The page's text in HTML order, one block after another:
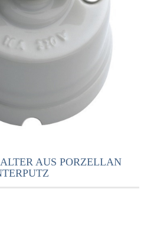
AUS PORZELLAN